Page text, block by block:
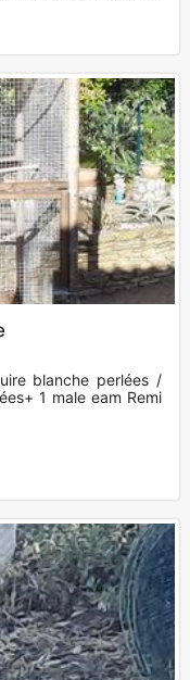
blanche perlées /
1 male eam Remi